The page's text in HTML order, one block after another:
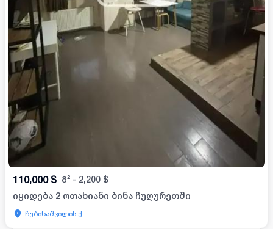
110,000 $ მ² - 2,200 $
იყიდება 2 ოთახიანი ბინა ჩუღურეთში
ჩუბინაშვილის ქ.